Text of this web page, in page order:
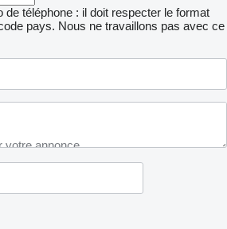
de téléphone : il doit respecter le format
pays. Nous ne travaillons pas avec ce